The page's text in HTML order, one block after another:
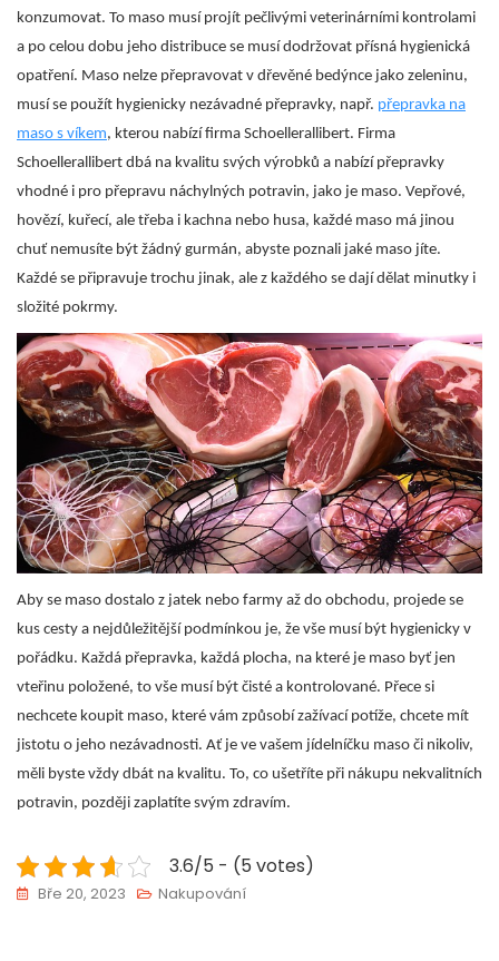
konzumovat. To maso musí projít pečlivými veterinárními kontrolami
a po celou dobu jeho distribuce se musí dodržovat přísná hygienická
opatření. Maso nelze přepravovat v dřevěné bedýnce jako zeleninu,
musí se použít hygienicky nezávadné přepravky, např. přepravka na
maso s víkem, kterou nabízí firma Schoellerallibert. Firma
Schoellerallibert dbá na kvalitu svých výrobků a nabízí přepravky
vhodné i pro přepravu náchylných potravin, jako je maso. Vepřové,
hovězí, kuřecí, ale třeba i kachna nebo husa, každé maso má jinou
chuť nemusíte být žádný gurmán, abyste poznali jaké maso jíte.
Každé se připravuje trochu jinak, ale z každého se dají dělat minutky i
složité pokrmy.
Aby se maso dostalo z jatek nebo farmy až do obchodu, projede se
kus cesty a nejdůležitější podmínkou je, že vše musí být hygienicky v
pořádku. Každá přepravka, každá plocha, na které je maso byť jen
vteřinu položené, to vše musí být čisté a kontrolované. Přece si
nechcete koupit maso, které vám způsobí zažívací potíže, chcete mít
jistotu o jeho nezávadnosti. Ať je ve vašem jídelníčku maso či nikoliv,
měli byste vždy dbát na kvalitu. To, co ušetříte při nákupu nekvalitních
potravin, později zaplatíte svým zdravím.
3.6/5 - (5 votes)
Bře 20, 2023 Nakupování